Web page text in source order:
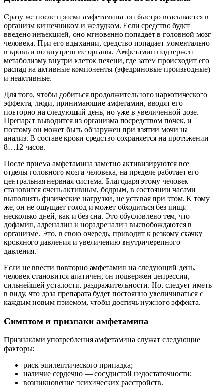
Сразу же после приема амфетамина, он быстро всасывается в
организм кишечником и желудком. Если средство будет
введено инъекцией, оно мгновенно попадает в головной мозг
человека. При его вдыхании, средство попадает моментально
в кровь и во внутренние органы. Амфетамин подвержен
метаболизму внутри клеток печени, где затем происходит его
распад на активные компоненты (эфедриновые производные)
и неактивные.
Для того, чтобы добиться продолжительного наркотического
эффекта, люди, принимающие амфетамин, вводят его
повторно на следующий день, но уже в увеличенной дозе.
Препарат выводится из организма посредством почек, и
поэтому он может быть обнаружен при взятии мочи на
анализ. В составе крови средство сохраняется на протяжении
8…12 часов.
После приема амфетамина заметно активизируются все
отделы головного мозга человека, на пределе работает его
центральная нервная система. Благодаря этому человек
становится очень активным, бодрым, в состоянии часами
выполнять физические нагрузки, не уставая при этом. К тому
же, он не ощущает голод и может обходиться без пищи
несколько дней, как и без сна. Это обусловлено тем, что
дофамин, адреналин и норадреналин высвобождаются в
организме. Это, в свою очередь, приводит к резкому скачку
кровяного давления и увеличению внутричерепного
давления.
Если не ввести повторно амфетамин на следующий день,
человек становится апатичен, он подвержен депрессии,
сильнейшей усталости, раздражительности. Но, следует иметь
в виду, что доза препарата будет постоянно увеличиваться с
каждым новым приемом, чтобы достичь нужного эффекта.
Симптом и признаки амфетамина
Признаками употребления амфетамина служат следующие
факторы:
риск эпилептического припадка;
наличие сердечно — сосудистой недостаточности;
возникновение психических расстройств.